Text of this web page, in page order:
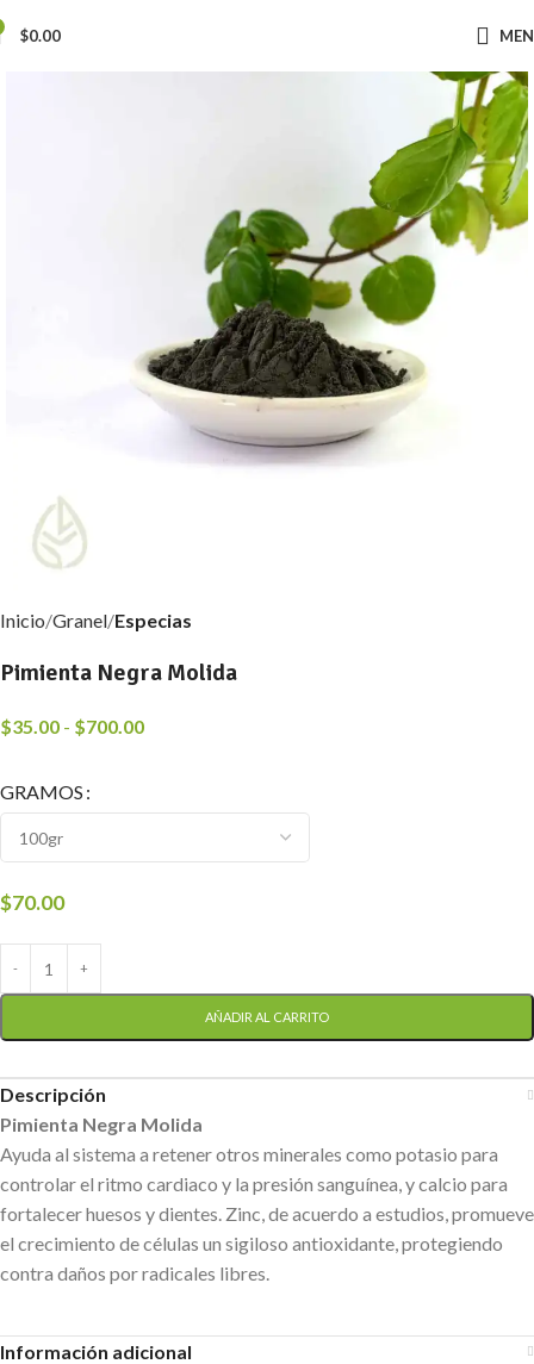
$0.00
Inicio Granel Especias
Pimienta Negra Molida
$35.00 - $700.00
GRAMOS
$70.00
AÑADIR AL CARRITO
Descripción
Pimienta Negra Molida
Ayuda al sistema a retener otros minerales como potasio para
controlar el ritmo cardiaco y la presión sanguínea, y calcio para
fortalecer huesos y dientes. Zinc, de acuerdo a estudios, promueve
el crecimiento de células un sigiloso antioxidante, protegiendo
contra daños por radicales libres.
Información adicional